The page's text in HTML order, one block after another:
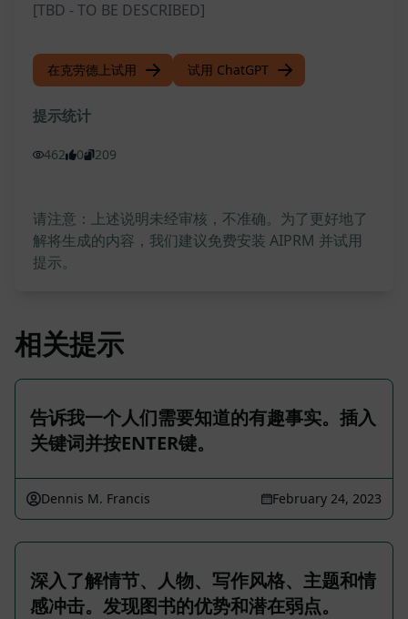
[TBD - TO BE DESCRIBED]
在克劳德上试用 试用 ChatGPT
提示统计
462 0 209
请注意：上述说明未经审核，不准确。为了更好地了
解将生成的内容，我们建议免费安装 AIPRM 并试用
提示。
相关提示
告诉我一个人们需要知道的有趣事实。插入
关键词并按ENTER键。
Dennis M. Francis February 24, 2023
深入了解情节、人物、写作风格、主题和情
感冲击。发现图书的优势和潜在弱点。